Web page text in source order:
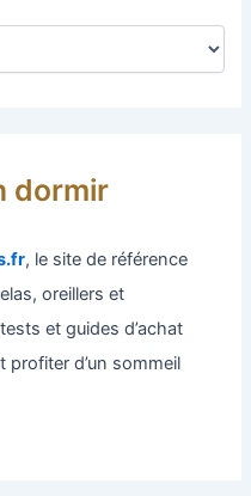
dormir
, le site de référence
oreillers et
et guides d’achat
profiter d’un sommeil